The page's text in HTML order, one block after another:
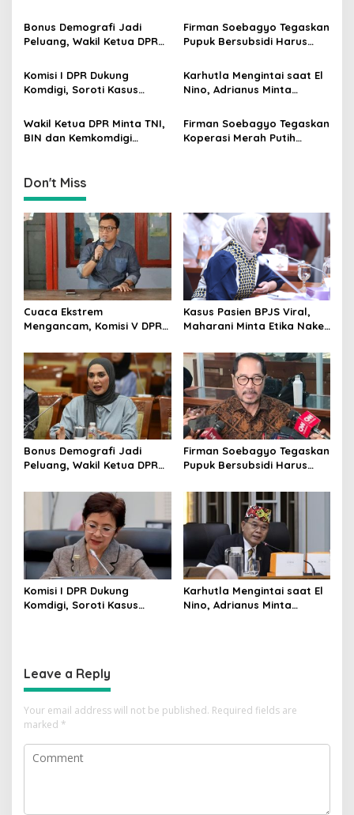
g
a
t
i
o
n
Kesiapan Petani Indramayu
Dievaluasi
Bonus Demografi Jadi
Peluang, Wakil Ketua DPR
Tembus Pasar Kerja Global
Firman Soebagyo Tegaskan
Pupuk Bersubsidi Harus
Wajib Sesuai RDKK
Komisi I DPR Dukung
Komdigi, Soroti Kasus
GIIAS Tanpa Izin
Karhutla Mengintai saat El
Nino, Adrianus Minta
Bergerak Lebih Serius
Wakil Ketua DPR Minta TNI,
BIN dan Kemkomdigi
Firman Soebagyo Tegaskan
Koperasi Merah Putih
Don't Miss
Cuaca Ekstrem
Mengancam, Komisi V DPR
Kesiapan Petani Indramayu
Kasus Pasien BPJS Viral,
Maharani Minta Etika Nakes
Dievaluasi
Bonus Demografi Jadi
Peluang, Wakil Ketua DPR
Tembus Pasar Kerja Global
Firman Soebagyo Tegaskan
Pupuk Bersubsidi Harus
Wajib Sesuai RDKK
Komisi I DPR Dukung
Komdigi, Soroti Kasus
Karhutla Mengintai saat El
Nino, Adrianus Minta
Leave a Reply
Your email address will not be published. Required fields are
marked *